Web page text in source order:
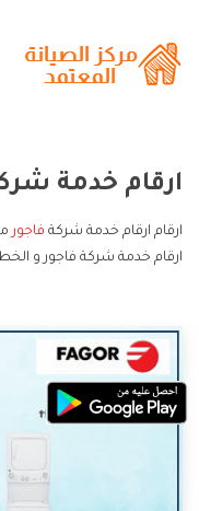
ارقام خدمة
ارقام ارقام خدمة شركة فاجور
ارقام خدمة شركة فاجور و